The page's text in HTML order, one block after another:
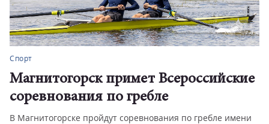
Спорт
Магнитогорск примет Всероссийские
соревнования по гребле
В Магнитогорске пройдут соревнования по гребле имени